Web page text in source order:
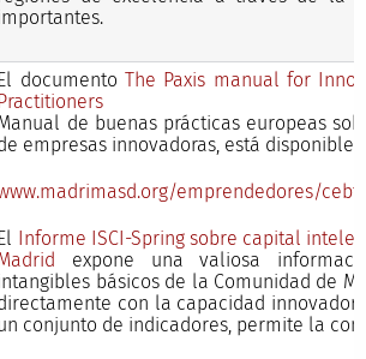
documentoThe Paxis manual for
de buenas prácticas europeas
empresas innovadoras, está disponible
emprendedores/
Informe ISCI-Spring sobre capital
expone una valiosa
básicos de la Comunidad de
con la capacidad
conjunto de indicadores, permite la